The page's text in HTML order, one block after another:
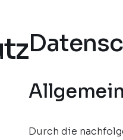
Durch die